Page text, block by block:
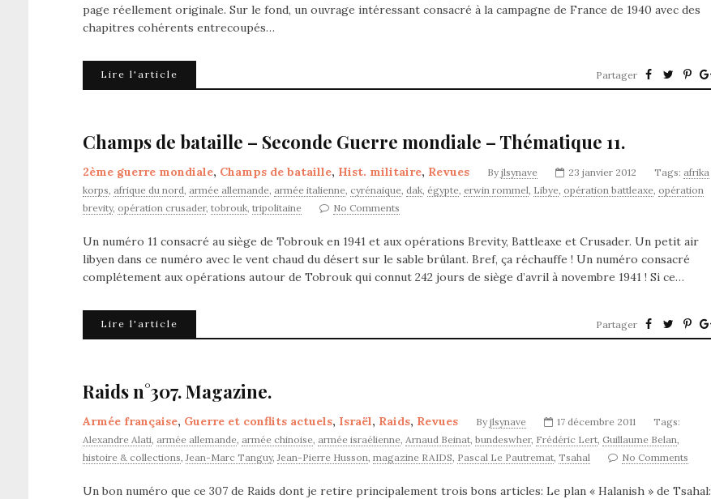
page réellement originale. Sur le fond, un ouvrage intéressant consacré à la campagne de France de 1940 avec des
chapitres cohérents entrecoupés…
Lire l'article Partager
Champs de bataille – Seconde Guerre mondiale – Thématique 11.
2ème guerre mondiale, Champs de bataille, Hist. militaire, Revues By jlsynave 23 janvier 2012 Tags: afrika
korps, afrique du nord, armée allemande, armée italienne, cyrénaique, dak, égypte, erwin rommel, Libye, opération battleaxe, opération
brevity, opération crusader, tobrouk, tripolitaine No Comments
Un numéro 11 consacré au siège de Tobrouk en 1941 et aux opérations Brevity, Battleaxe et Crusader. Un petit air
libyen dans ce numéro avec le vent chaud du désert sur le sable brûlant. Bref, ça réchauffe ! Un numéro consacré
complétement aux opérations autour de Tobrouk qui connut 242 jours de siège d’avril à novembre 1941 ! Si ce…
Lire l'article Partager
Raids n°307. Magazine.
Armée française, Guerre et conflits actuels, Israël, Raids, Revues By jlsynave 17 décembre 2011
Tags:
Alexandre Alati, armée allemande, armée chinoise, armée israélienne, Arnaud Beinat, bundeswher, Frédéric Lert, Guillaume Belan,
histoire & collections,Jean-Marc Tanguy,Jean-Pierre Husson, magazine RAIDS, Pascal Le Pautremat, Tsahal No Comments
Un bon numéro que ce 307 de Raids dont je retire principalement trois bons articles: Le plan « Halanish » de Tsahal: